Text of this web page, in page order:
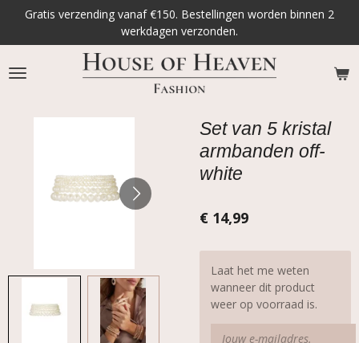
naar
de
hoofdinhoud
Gratis verzending vanaf €150. Bestellingen worden binnen 2
werkdagen verzonden.
Set van 5 kristal
armbanden off-
white
€ 14,99
Laat het me weten
wanneer dit product
weer op voorraad is.